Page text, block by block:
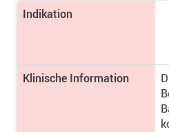
Indikation
Klinische Information